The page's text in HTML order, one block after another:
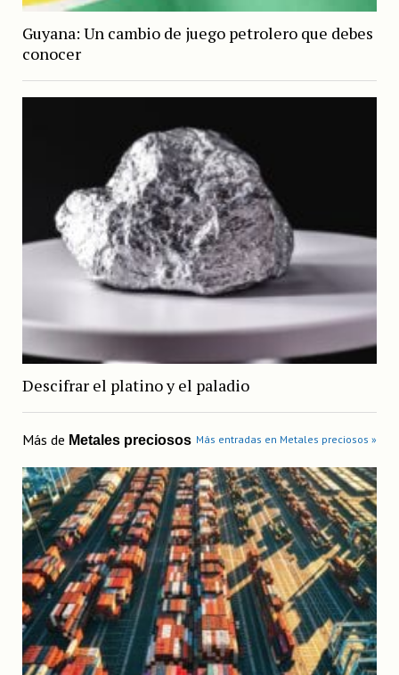
Guyana: Un cambio de juego petrolero que debes
conocer
Descifrar el platino y el paladio
Más de Metales preciosos Más entradas en Metales preciosos »